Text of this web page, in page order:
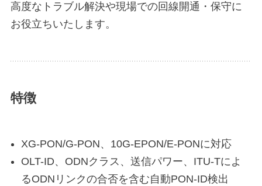
高度なトラブル解決や現場での回線開通・保守に
お役立ちいたします。
特徴
XG-PON/G-PON、10G-EPON/E-PONに対応
OLT-ID、ODNクラス、送信パワー、ITU-Tによ
るODNリンクの合否を含む自動PON-ID検出